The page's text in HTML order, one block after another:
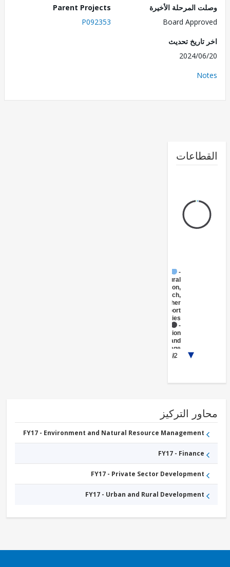
المرحلة الأخيرة
Board
Parent Projects
P092353
تحديث
2024/
Agricultural
Extension,
Research,
and Other
Activities
Irrigation
Drainage
FY17 -
التركيز
FY17 - Environment and Natural Resource Management
FY17 - Finance
FY17 - Private Sector Development
FY17 - Urban and Rural Development